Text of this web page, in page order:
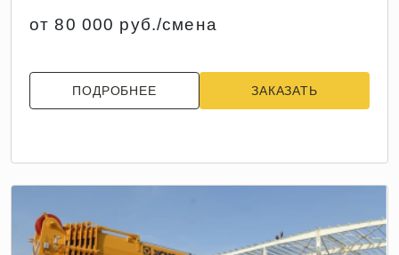
от 80 000 руб./смена
ПОДРОБНЕЕ ЗАКАЗАТЬ